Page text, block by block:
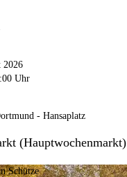
2026
Uhr
- Hansaplatz
(Hauptwochenmarkt)
Schütze